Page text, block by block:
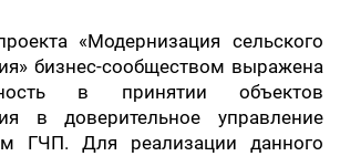
«Модернизация сельского
бизнес-сообществом выражена
в принятии объектов
в доверительное управление
ГЧП. Для реализации данного